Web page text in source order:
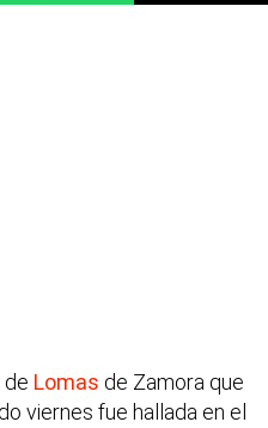
de Lomas de Zamora que
viernes fue hallada en el